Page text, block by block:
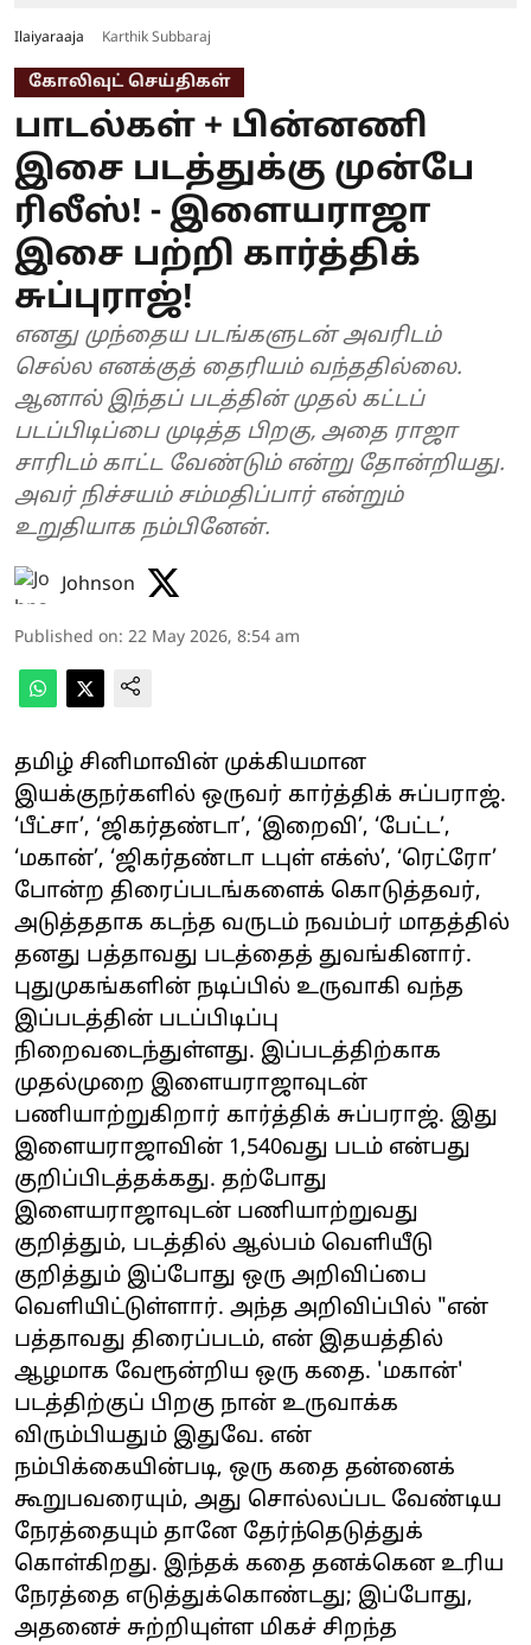
Ilaiyaraaja Karthik Subbaraj
கோலிவுட் செய்திகள்
பாடல்கள் + பின்னணி
இசை படத்துக்கு முன்பே
ரிலீஸ்! - இளையராஜா
இசை பற்றி கார்த்திக்
சுப்புராஜ்!
எனது முந்தைய படங்களுடன் அவரிடம்
செல்ல எனக்குத் தைரியம் வந்ததில்லை.
ஆனால் இந்தப் படத்தின் முதல் கட்டப்
படப்பிடிப்பை முடித்த பிறகு, அதை ராஜா
சாரிடம் காட்ட வேண்டும் என்று தோன்றியது.
அவர் நிச்சயம் சம்மதிப்பார் என்றும்
உறுதியாக நம்பினேன்.
Johnson
Published on: 22 May 2026, 8:54 am
தமிழ் சினிமாவின் முக்கியமான
இயக்குநர்களில் ஒருவர் கார்த்திக் சுப்பராஜ்.
‘பீட்சா’, ‘ஜிகர்தண்டா’, ‘இறைவி’, ‘பேட்ட’,
‘மகான்’, ‘ஜிகர்தண்டா டபுள் எக்ஸ்’, ‘ரெட்ரோ’
போன்ற திரைப்படங்களைக் கொடுத்தவர்,
அடுத்ததாக கடந்த வருடம் நவம்பர் மாதத்தில்
தனது பத்தாவது படத்தைத் துவங்கினார்.
புதுமுகங்களின் நடிப்பில் உருவாகி வந்த
இப்படத்தின் படப்பிடிப்பு
நிறைவடைந்துள்ளது. இப்படத்திற்காக
முதல்முறை இளையராஜாவுடன்
பணியாற்றுகிறார் கார்த்திக் சுப்பராஜ். இது
இளையராஜாவின் 1,540வது படம் என்பது
குறிப்பிடத்தக்கது. தற்போது
இளையராஜாவுடன் பணியாற்றுவது
குறித்தும், படத்தில் ஆல்பம் வெளியீடு
குறித்தும் இப்போது ஒரு அறிவிப்பை
வெளியிட்டுள்ளார். அந்த அறிவிப்பில் "என்
பத்தாவது திரைப்படம், என் இதயத்தில்
ஆழமாக வேரூன்றிய ஒரு கதை. 'மகான்'
படத்திற்குப் பிறகு நான் உருவாக்க
விரும்பியதும் இதுவே. என்
நம்பிக்கையின்படி, ஒரு கதை தன்னைக்
கூறுபவரையும், அது சொல்லப்பட வேண்டிய
நேரத்தையும் தானே தேர்ந்தெடுத்துக்
கொள்கிறது. இந்தக் கதை தனக்கென உரிய
நேரத்தை எடுத்துக்கொண்டது; இப்போது, ​​
அதனைச் சுற்றியுள்ள மிகச் சிறந்த